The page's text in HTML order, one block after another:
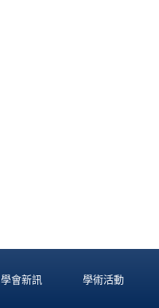
學會新訊 學術活動